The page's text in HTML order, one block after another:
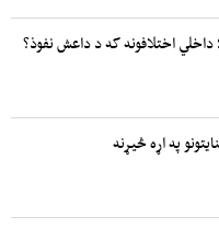
داخلي اختلافونه که د داعش نفوذ؟
په اړه څیړنه